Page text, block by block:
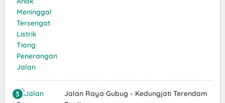
Jalan Raya Gubug - Kedungjati Terendam